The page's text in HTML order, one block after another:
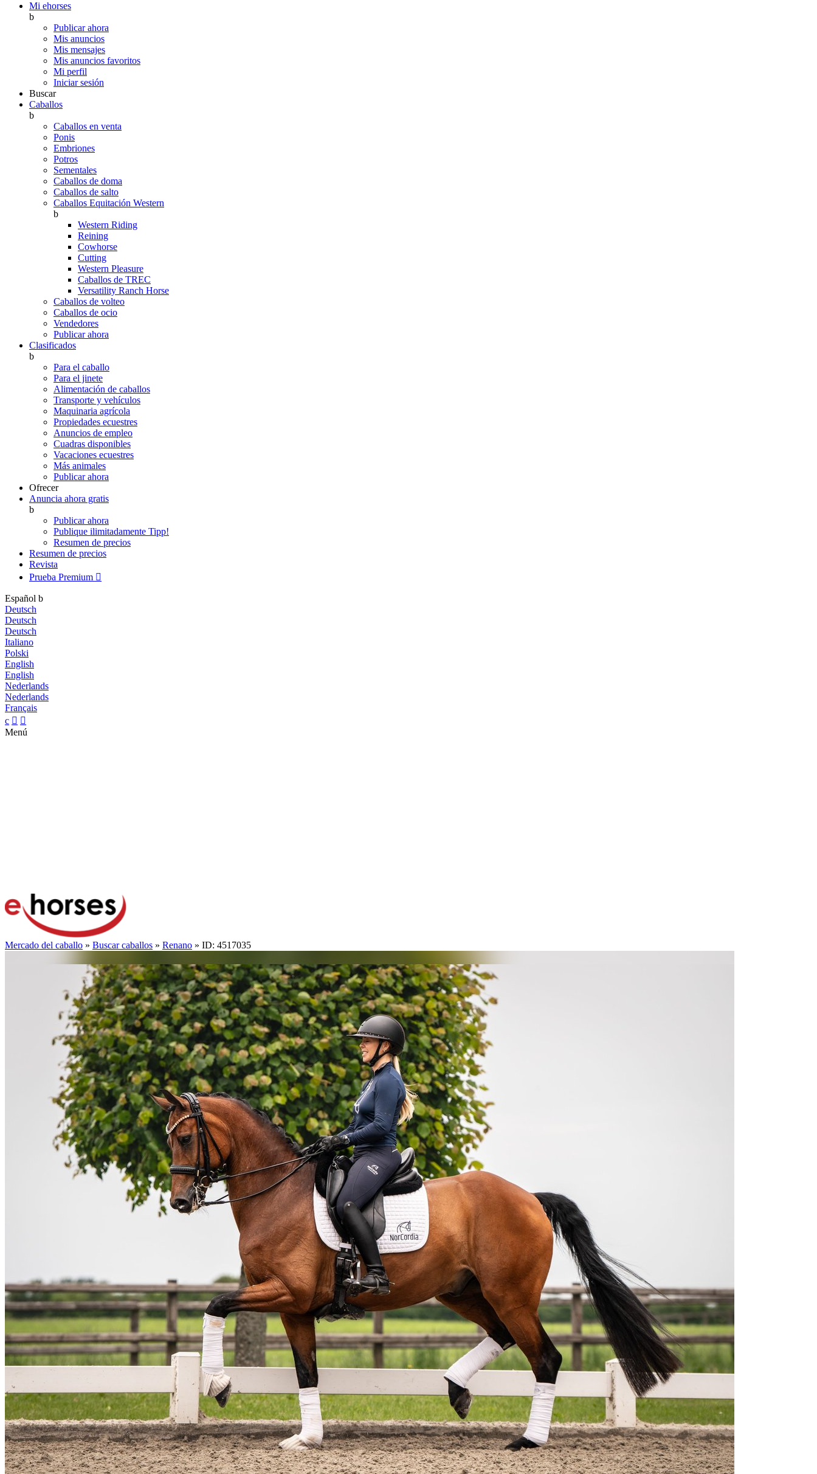
Mi ehorses
b
Publicar ahora
Mis anuncios
Mis mensajes
Mis anuncios favoritos
Mi perfil
Iniciar sesión
Buscar
Caballos
b
Caballos en venta
Ponis
Embriones
Potros
Sementales
Caballos de doma
Caballos de salto
Caballos Equitación Western
b
Western Riding
Reining
Cowhorse
Cutting
Western Pleasure
Caballos de TREC
Versatility Ranch Horse
Caballos de volteo
Caballos de ocio
Vendedores
Publicar ahora
Clasificados
b
Para el caballo
Para el jinete
Alimentación de caballos
Transporte y vehículos
Maquinaria agrícola
Propiedades ecuestres
Anuncios de empleo
Cuadras disponibles
Vacaciones ecuestres
Más animales
Publicar ahora
Ofrecer
Anuncia ahora gratis
b
Publicar ahora
Publique ilimitadamente Tipp!
Resumen de precios
Resumen de precios
Revista
Prueba Premium 
Español b
Deutsch
Deutsch
Deutsch
Italiano
Polski
English
English
Nederlands
Nederlands
Français
c  
Menú
Mercado del caballo » Buscar caballos » Renano » ID: 4517035